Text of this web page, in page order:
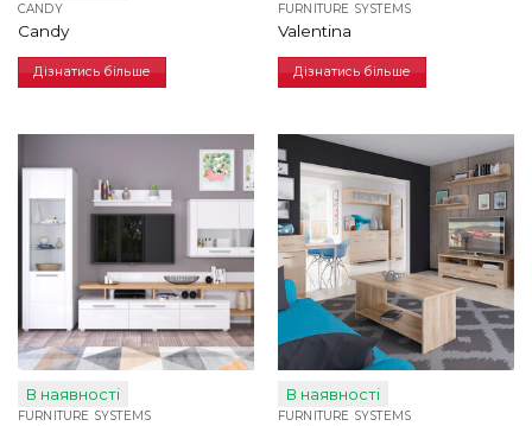
CANDY
Сandy
Дізнатись більше
FURNITURE SYSTEMS
Valentina
Дізнатись більше
В наявності
FURNITURE SYSTEMS
В наявності
FURNITURE SYSTEMS